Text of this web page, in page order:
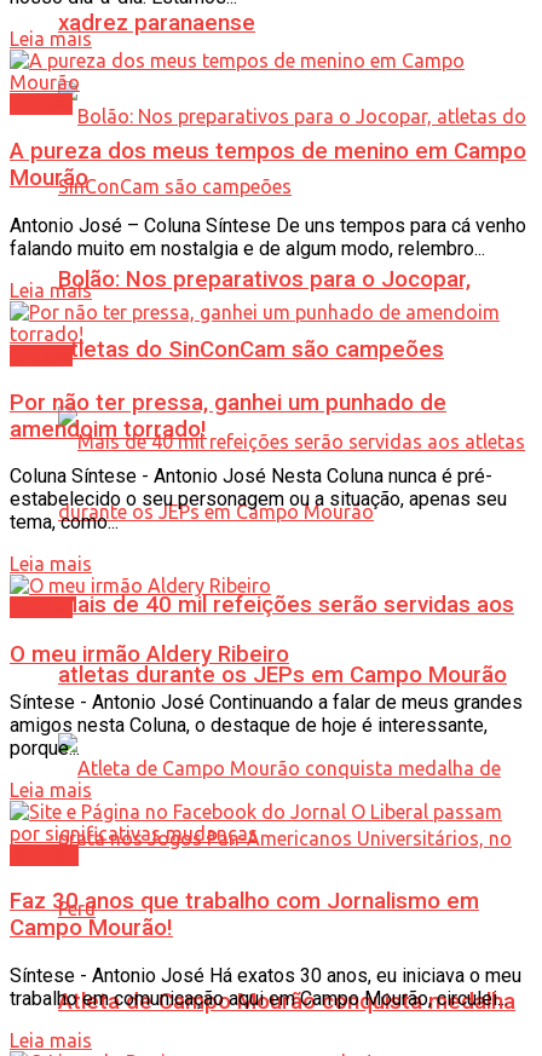
xadrez paranaense
Bolão: Nos preparativos para o Jocopar,
atletas do SinConCam são campeões
Mais de 40 mil refeições serão servidas aos
atletas durante os JEPs em Campo Mourão
Atleta de Campo Mourão conquista medalha
Leia mais
A pureza dos meus tempos de menino em Campo
Mourão
Antonio José – Coluna Síntese De uns tempos para cá venho
falando muito em nostalgia e de algum modo, relembro...
Leia mais
Por não ter pressa, ganhei um punhado de
amendoim torrado!
Coluna Síntese - Antonio José Nesta Coluna nunca é pré-
estabelecido o seu personagem ou a situação, apenas seu
tema, como...
Leia mais
O meu irmão Aldery Ribeiro
Síntese - Antonio José Continuando a falar de meus grandes
amigos nesta Coluna, o destaque de hoje é interessante,
porque...
Leia mais
Faz 30 anos que trabalho com Jornalismo em
Campo Mourão!
Síntese - Antonio José Há exatos 30 anos, eu iniciava o meu
trabalho em comunicação aqui em Campo Mourão, circulei...
Leia mais